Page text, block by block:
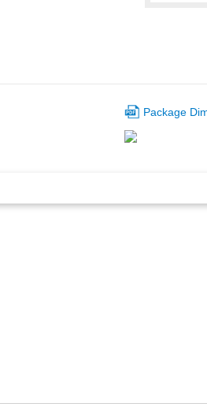
Package